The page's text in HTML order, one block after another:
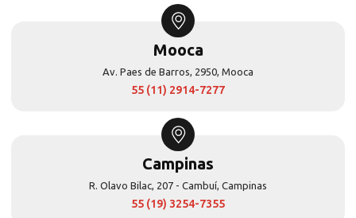
Mooca
Av. Paes de Barros, 2950, Mooca
55 (11) 2914-7277
Campinas
R. Olavo Bilac, 207 - Cambuí, Campinas
55 (19) 3254-7355